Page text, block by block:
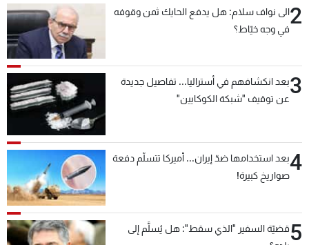
2الى نواف سلام: هل يدفع الحايك ثمن وقوفه
في وجه خيّاط؟
3بعد انكشافهم في أستراليا... تفاصيل جديدة
عن توقيف "شبكة الكوكايين"
4بعد استخدامها ضدّ إيران... أميركا تتسلّم دفعة
صواريخ كبيرة!
5قضيّة السفير "الذي سقط": هل يُسلَّم إلى